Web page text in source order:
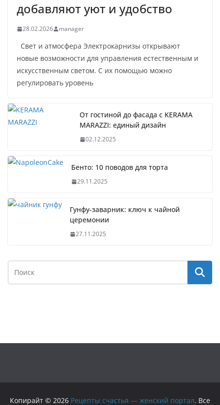
добавляют уют и удобство
28.02.2026 manager
Свет и атмосфера Электрокарнизы открывают
новые возможности для управления естественным и
искусственным светом. С их помощью можно
регулировать уровень
От гостиной до фасада с KERAMA
MARAZZI: единый дизайн
02.12.2025
Бенто: 10 поводов для торта
29.11.2025
Гунфу-заварник: ключ к чайной
церемонии
27.11.2025
Копирайт © 2026 Рецепты счастья — женский портал. Все